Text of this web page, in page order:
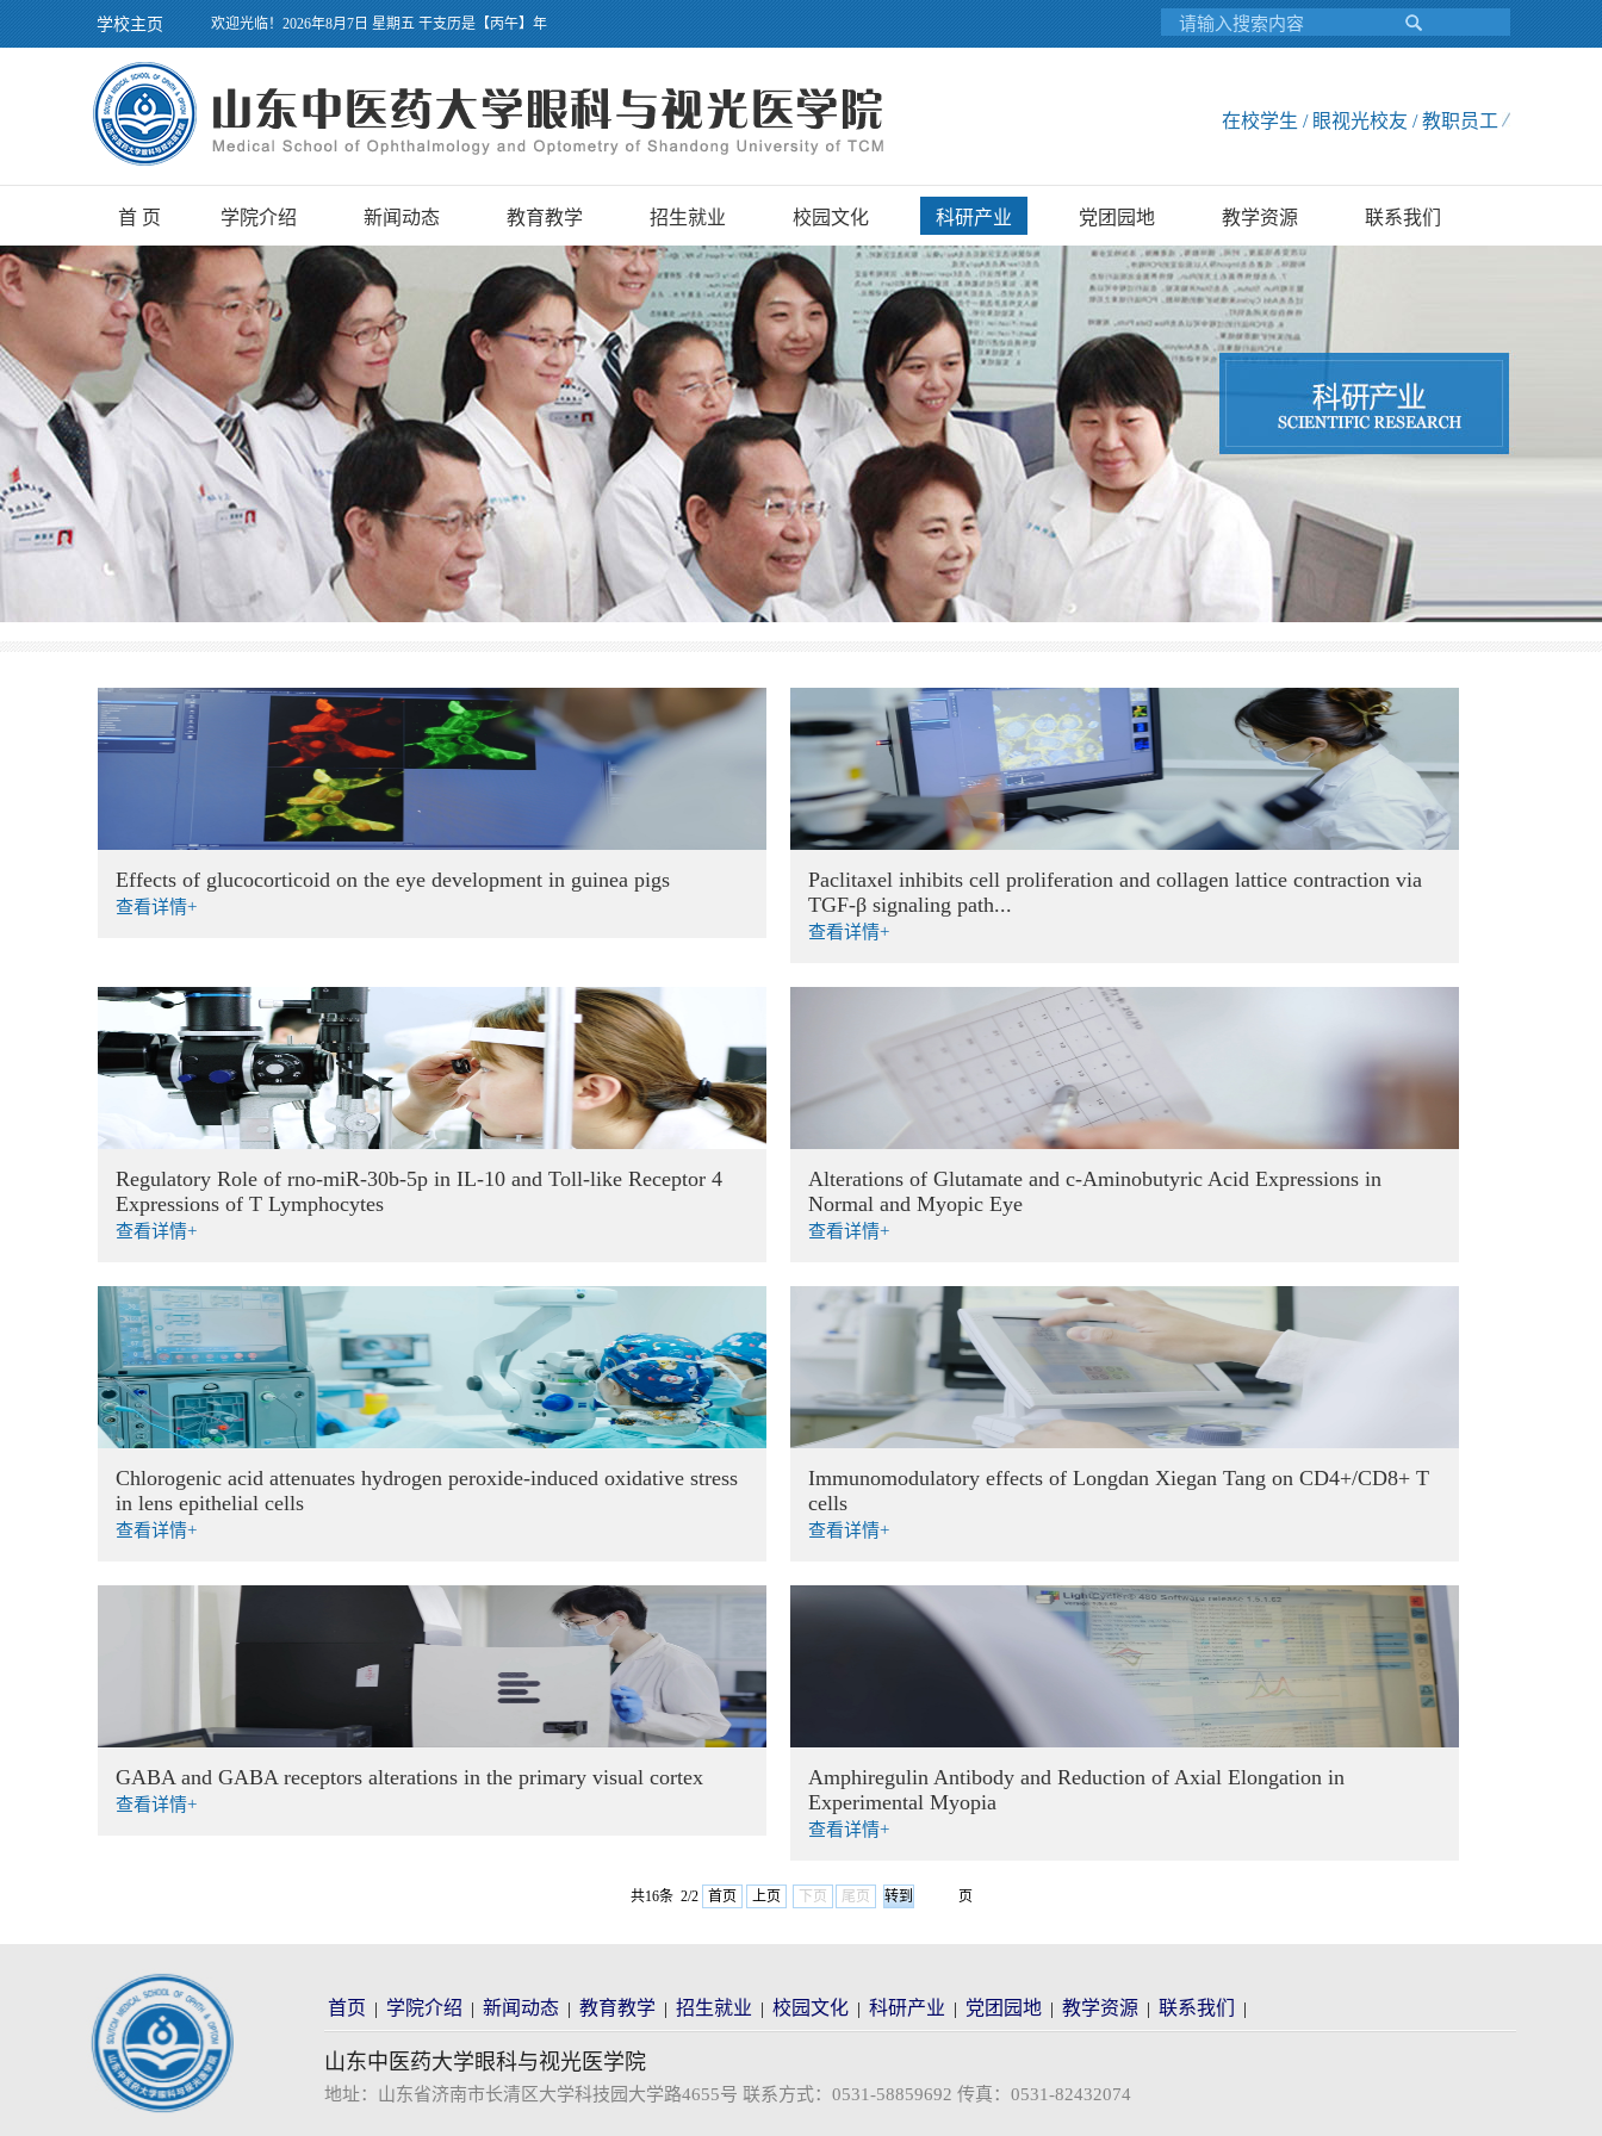
欢迎光临！2026年8月7日 星期五 干支历是【丙午】年
学校主页
在校学生 / 眼视光校友 / 教职员工
首 页 学院介绍 新闻动态 教育教学 招生就业 校园文化 科研产业 党团园地 教学资源 联系我们
Effects of glucocorticoid on the eye development in guinea pigs
查看详情+
Paclitaxel inhibits cell proliferation and collagen lattice contraction via
TGF-β signaling path...
查看详情+
Regulatory Role of rno-miR-30b-5p in IL-10 and Toll-like Receptor 4
Expressions of T Lymphocytes
查看详情+
Alterations of Glutamate and c-Aminobutyric Acid Expressions in
Normal and Myopic Eye
查看详情+
Chlorogenic acid attenuates hydrogen peroxide‑induced oxidative stress
in lens epithelial cells
查看详情+
Immunomodulatory effects of Longdan Xiegan Tang on CD4+/CD8+ T
cells
查看详情+
GABA and GABA receptors alterations in the primary visual cortex
查看详情+
Amphiregulin Antibody and Reduction of Axial Elongation in
Experimental Myopia
查看详情+
共16条 2/2 首页 上页 下页 尾页 页
首页 | 学院介绍 | 新闻动态 | 教育教学 | 招生就业 | 校园文化 | 科研产业 | 党团园地 | 教学资源 | 联系我们 |
山东中医药大学眼科与视光医学院
地址：山东省济南市长清区大学科技园大学路4655号 联系方式：0531-58859692 传真：0531-82432074